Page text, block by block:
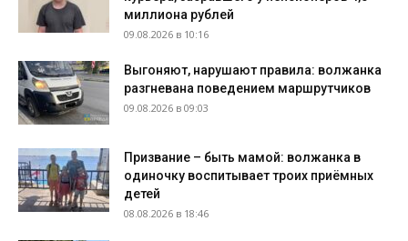
миллиона рублей
09.08.2026 в 10:16
Выгоняют, нарушают правила: волжанка
разгневана поведением маршрутчиков
09.08.2026 в 09:03
Призвание – быть мамой: волжанка в
одиночку воспитывает троих приёмных
детей
08.08.2026 в 18:46